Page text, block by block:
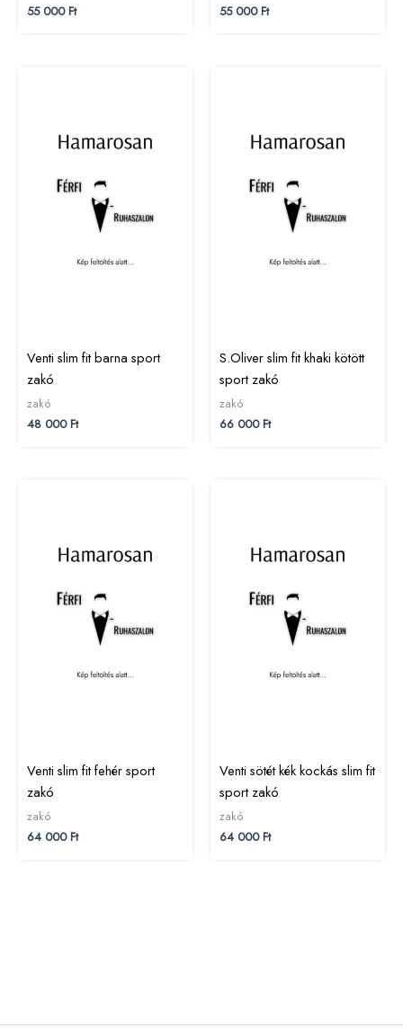
55 000Ft 55 000Ft
Venti slim fit barna sport
zakó
zakó
48 000Ft
S.Oliver slim fit khaki kötött
sport zakó
zakó
66 000Ft
Venti slim fit fehér sport
zakó
zakó
64 000Ft
Venti sötét kék kockás slim fit
sport zakó
zakó
64 000Ft